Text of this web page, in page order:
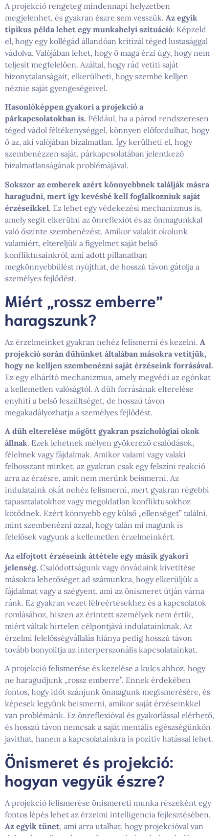
A projekció rengeteg mindennapi helyzetben
megjelenhet, és gyakran észre sem vesszük. Az egyik
tipikus példa lehet egy munkahelyi szituáció: Képzeld
el, hogy egy kollégád állandóan kritizál téged lustasággal
vádolva. Valójában lehet, hogy ő maga érzi úgy, hogy nem
teljesít megfelelően. Azáltal, hogy rád vetíti saját
bizonytalanságait, elkerülheti, hogy szembe kelljen
néznie saját gyengeségeivel.
Hasonlóképpen gyakori a projekció a
párkapcsolatokban is. Például, ha a párod rendszeresen
téged vádol féltékenységgel, könnyen előfordulhat, hogy
ő az, aki valójában bizalmatlan. Így kerülheti el, hogy
szembenézzen saját, párkapcsolatában jelentkező
bizalmatlanságának problémájával.
Sokszor az emberek azért könnyebbnek találják másra
haragudni, mert így kevésbé kell foglalkozniuk saját
érzéseikkel. Ez lehet egy védekezési mechanizmus is,
amely segít elkerülni az önreflexiót és az önmagunkkal
való őszinte szembenézést. Amikor valakit okolunk
valamiért, eltereljük a figyelmet saját belső
konfliktusainkról, ami adott pillanatban
megkönnyebbülést nyújthat, de hosszú távon gátolja a
személyes fejlődést.
Miért „rossz emberre”
haragszunk?
Az érzelmeinket gyakran nehéz felismerni és kezelni. A
projekció során dühünket általában másokra vetítjük,
hogy ne kelljen szembenézni saját érzéseink forrásával.
Ez egy elhárító mechanizmus, amely megvédi az egónkat
a kellemetlen valóságtól. A düh forrásának elterelése
enyhíti a belső feszültséget, de hosszú távon
megakadályozhatja a személyes fejlődést.
A düh elterelése mögött gyakran pszichológiai okok
állnak. Ezek lehetnek mélyen gyökerező csalódások,
félelmek vagy fájdalmak. Amikor valami vagy valaki
felbosszant minket, az gyakran csak egy felszíni reakció
arra az érzésre, amit nem merünk beismerni. Az
indulataink okát nehéz felismerni, mert gyakran régebbi
tapasztalatokhoz vagy megoldatlan konfliktusokhoz
kötődnek. Ezért könnyebb egy külső „ellenséget” találni,
mint szembenézni azzal, hogy talán mi magunk is
felelősek vagyunk a kellemetlen érzelmeinkért.
Az elfojtott érzéseink áttétele egy másik gyakori
jelenség. Csalódottságunk vagy önvádaink kivetítése
másokra lehetőséget ad számunkra, hogy elkerüljük a
fájdalmat vagy a szégyent, ami az önismeret útján várna
ránk. Ez gyakran vezet félreértésekhez és a kapcsolatok
romlásához, hiszen az érintett személyek nem értik,
miért váltak hirtelen célpontjává indulatainknak. Az
érzelmi felelősségvállalás hiánya pedig hosszú távon
tovább bonyolítja az interperszonális kapcsolatainkat.
A projekció felismerése és kezelése a kulcs ahhoz, hogy
ne haragudjunk „rossz emberre”. Ennek érdekében
fontos, hogy időt szánjunk önmagunk megismerésére, és
képesek legyünk beismerni, amikor saját érzéseinkkel
van problémánk. Ez önreflexióval és gyakorlással elérhető,
és hosszú távon nemcsak a saját mentális egészségünkön
javíthat, hanem a kapcsolatainkra is pozitív hatással lehet.
Önismeret és projekció:
hogyan vegyük észre?
A projekció felismerése önismereti munka részeként egy
fontos lépés lehet az érzelmi intelligencia fejlesztésében.
Az egyik tünet, ami arra utalhat, hogy projekcióval van